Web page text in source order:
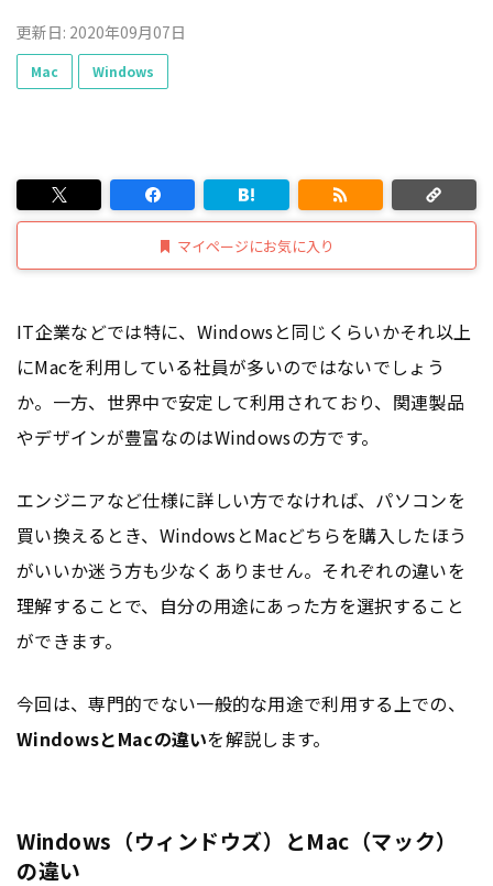
更新日: 2020年09月07日
Mac Windows
マイページにお気に入り
IT企業などでは特に、Windowsと同じくらいかそれ以上
にMacを利用している社員が多いのではないでしょう
か。一方、世界中で安定して利用されており、関連製品
やデザインが豊富なのはWindowsの方です。
エンジニアなど仕様に詳しい方でなければ、パソコンを
買い換えるとき、WindowsとMacどちらを購入したほう
がいいか迷う方も少なくありません。それぞれの違いを
理解することで、自分の用途にあった方を選択すること
ができます。
今回は、専門的でない一般的な用途で利用する上での、
WindowsとMacの違いを解説します。
Windows（ウィンドウズ）とMac（マック）
の違い